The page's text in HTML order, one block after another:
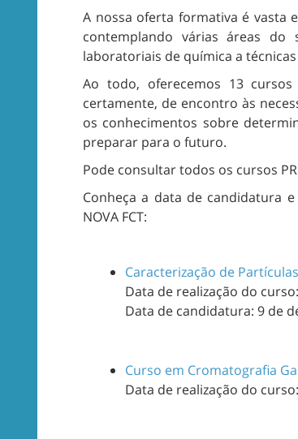
A nossa oferta formativa é vasta
contemplando várias áreas
laboratoriais de química a
Ao todo, oferecemos 13
certamente, de encontro às
os conhecimentos sobre
preparar para o futuro.
Pode consultar todos os cursos
Conheça a data de candidatura
NOVA FCT:
Caracterização de
Data de realização do
Data de candidatura: 9 de
Curso em Cromatografia
Data de realização do